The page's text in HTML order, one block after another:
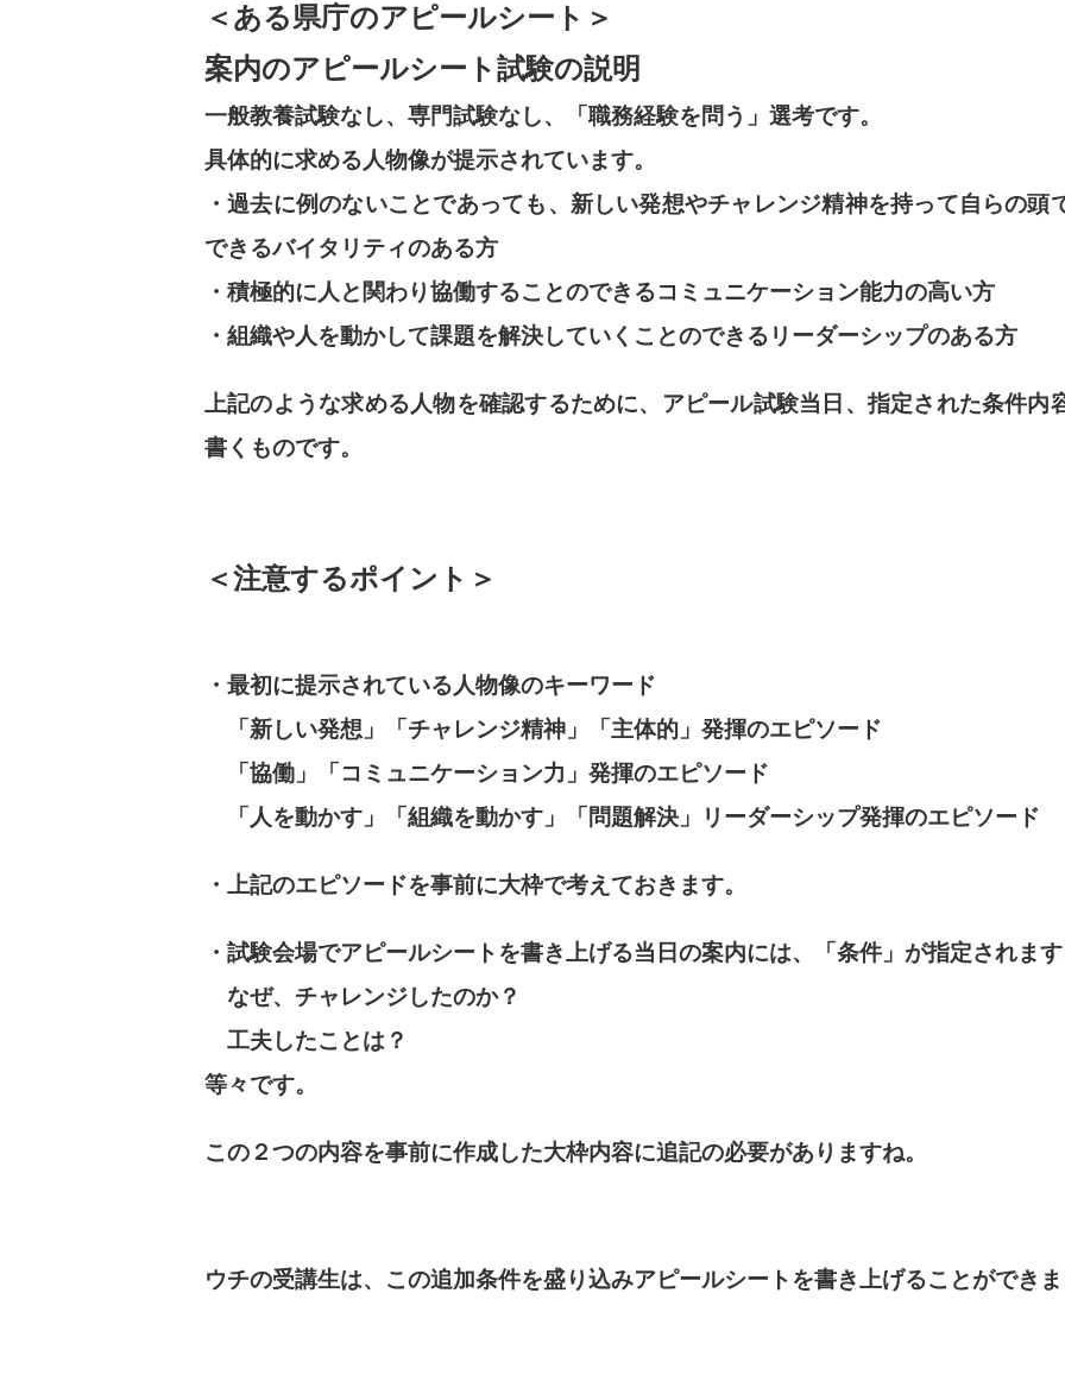
＜ある県庁のアピールシート＞
案内のアピールシート試験の説明
一般教養試験なし、専門試験なし、「職務経験を問う」選考です。
具体的に求める人物像が提示されています。
・過去に例のないことであっても、新しい発想やチャレンジ精神を持って自らの頭
できるバイタリティのある方
・積極的に人と関わり協働することのできるコミュニケーション能力の高い方
・組織や人を動かして課題を解決していくことのできるリーダーシップのある方
上記のような求める人物を確認するために、アピール試験当日、指定された条件
書くものです。
＜注意するポイント＞
・最初に提示されている人物像のキーワード
「新しい発想」「チャレンジ精神」「主体的」発揮のエピソード
「協働」「コミュニケーション力」発揮のエピソード
「人を動かす」「組織を動かす」「問題解決」リーダーシップ発揮のエピソード
・上記のエピソードを事前に大枠で考えておきます。
・試験会場でアピールシートを書き上げる当日の案内には、「条件」が指定されま
なぜ、チャレンジしたのか？
工夫したことは？
等々です。
この２つの内容を事前に作成した大枠内容に追記の必要がありますね。
ウチの受講生は、この追加条件を盛り込みアピールシートを書き上げることができ